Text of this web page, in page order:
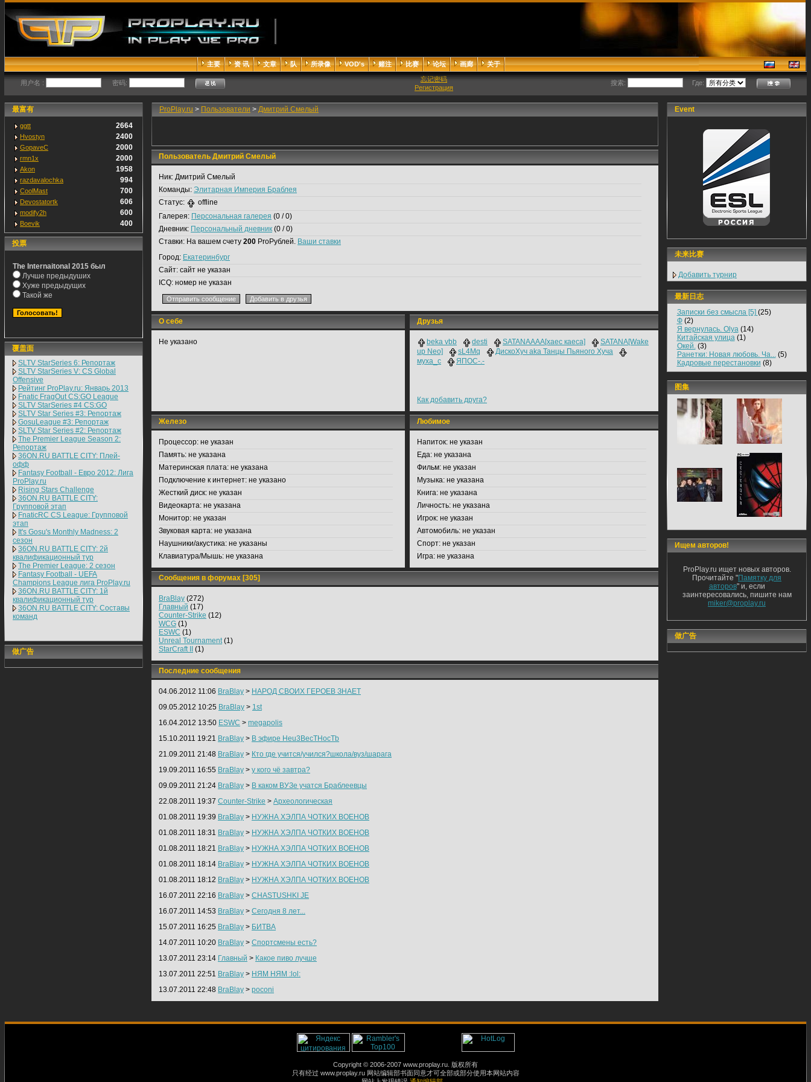
主要 资 讯 文章 队 所录像 VOD's 赌注 比赛 论坛 画廊 关于
用户名 : 密码:
忘记密码
Регистрация
搜索: Где:
最富有
ggtt 2664
Hvostyn 2400
GopaveC 2000
rmn1x 2000
Akon 1958
razdavalochka 994
CoolMast 700
Devostatortk 606
modify2h 600
Boevik 400
投票
The Internaitonal 2015 был
Лучше предыдуших
Хуже предыдущих
Такой же
覆盖面
SLTV StarSeries 6: Репортаж
SLTV StarSeries V: CS Global
Offensive
Рейтинг ProPlay.ru: Январь 2013
Fnatic FragOut CS:GO League
SLTV StarSeries #4 CS:GO
SLTV Star Series #3: Репортаж
GosuLeague #3: Репортаж
SLTV Star Series #2: Репортаж
The Premier League Season 2:
Репортаж
36ON.RU BATTLE CITY: Плей-
офф
Fantasy Football - Евро 2012: Лига
ProPlay.ru
Rising Stars Challenge
36ON.RU BATTLE CITY:
Групповой этап
FnaticRC CS League: Групповой
этап
It's Gosu's Monthly Madness: 2
сезон
36ON.RU BATTLE CITY: 2й
квалификационный тур
The Premier League: 2 cезон
Fantasy Football - UEFA
Champions League лига ProPlay.ru
36ON.RU BATTLE CITY: 1й
квалификационный тур
36ON.RU BATTLE CITY: Составы
команд
做广告
ProPlay.ru > Пользователи > Дмитрий Смелый
Пользователь Дмитрий Смелый
Ник: Дмитрий Смелый
Команды: Элитарная Империя Браблея
Статус:
offline
Галерея: Персональная галерея (0 / 0)
Дневник: Персональный дневник (0 / 0)
Ставки: На вашем счету 200 ProРублей. Ваши ставки
Город: Екатеринбург
Сайт: сайт не указан
ICQ: номер не указан
О себе
Не указано
Друзья
beka vbb desti SATANAAAA[хаес каеса]
SATANA[Wake
up Neo]
sL4Mq
ДискоХуч aka Танцы Пьяного Хуча
муха_с
ЯПОС-.-
Как добавить друга?
Железо
Процессор: не указан
Память: не указана
Материнская плата: не указана
Подключение к интернет: не указано
Жесткий диск: не указан
Видеокарта: не указана
Монитор: не указан
Звуковая карта: не указана
Наушники/акустика: не указаны
Клавиатура/Мышь: не указана
Любимое
Напиток: не указан
Еда: не указана
Фильм: не указан
Музыка: не указана
Книга: не указана
Личность: не указана
Игрок: не указан
Автомобиль: не указан
Спорт: не указан
Игра: не указана
Сообщения в форумах [305]
BraBlay (272)
Главный (17)
Counter-Strike (12)
WCG (1)
ESWC (1)
Unreal Tournament(1)
StarCraft II
(1)
Последние сообщения
04.06.2012 11:06 BraBlay > НАРОД СВОИХ ГЕРОЕВ ЗНАЕТ
09.05.2012 10:25 BraBlay > 1st
16.04.2012 13:50 ESWC > megapolis
15.10.2011 19:21 BraBlay > В эфире Heu3BecTHocTb
21.09.2011 21:48 BraBlay > Кто где учится/учился?школа/вуз/шарага
19.09.2011 16:55 BraBlay > у кого чё завтра?
09.09.2011 21:24 BraBlay > В каком ВУЗе учатся Браблеевцы
22.08.2011 19:37 Counter-Strike > Археологическая
01.08.2011 19:39 BraBlay > НУЖНА ХЭЛПА ЧОТКИХ ВОЕНОВ
01.08.2011 18:31 BraBlay > НУЖНА ХЭЛПА ЧОТКИХ ВОЕНОВ
01.08.2011 18:21 BraBlay > НУЖНА ХЭЛПА ЧОТКИХ ВОЕНОВ
01.08.2011 18:14 BraBlay > НУЖНА ХЭЛПА ЧОТКИХ ВОЕНОВ
01.08.2011 18:12 BraBlay > НУЖНА ХЭЛПА ЧОТКИХ ВОЕНОВ
16.07.2011 22:16 BraBlay > CHASTUSHKI JE
16.07.2011 14:53 BraBlay > Сегодня 8 лет...
15.07.2011 16:25 BraBlay > БИТВА
14.07.2011 10:20 BraBlay > Спортсмены есть?
13.07.2011 23:14 Главный > Какое пиво лучше
13.07.2011 22:51 BraBlay > НЯМ НЯМ :lol:
13.07.2011 22:48 BraBlay > poconi
Event
未来比赛
Добавить турнир
最新日志
Записки без смысла [5] (25)
Ф(2)
Я вернулась. Olya(14)
Китайская улица(1)
Окей.(3)
Ранетки: Новая любовь. Ча...(5)
Кадровые перестановки (8)
图集
Ищем авторов!
ProPlay.ru ищет новых авторов.
Прочитайте "Памятку для
авторов" и, если
заинтересовались, пишите нам
miker@proplay.ru
做广告
Copyright © 2006-2007 www.proplay.ru. 版权所有
只有经过 www.proplay.ru 网站编辑部书面同意才可全部或部分使用本网站内容